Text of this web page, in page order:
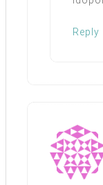
Reply